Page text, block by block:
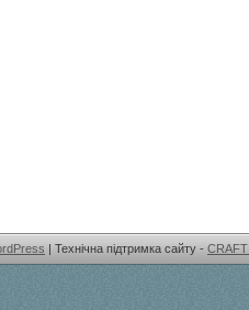
| Технічна підтримка сайту -